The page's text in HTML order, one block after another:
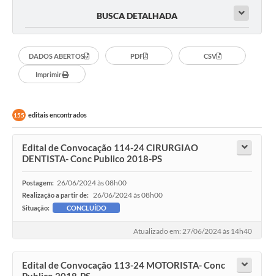
Bolsa Família
Editais
Ambiente
Internet Gratuita
Orçamento Participativo 2026
Tributos
BUSCA DETALHADA
DADOS ABERTOS PDF CSV
Imprimir
155 editais encontrados
Edital de Convocação 114-24 CIRURGIAO
DENTISTA- Conc Publico 2018-PS
Postagem: 26/06/2024 às 08h00
Realização a partir de: 26/06/2024 às 08h00
Situação: CONCLUÍDO
Atualizado em: 27/06/2024 às 14h40
Edital de Convocação 113-24 MOTORISTA- Conc